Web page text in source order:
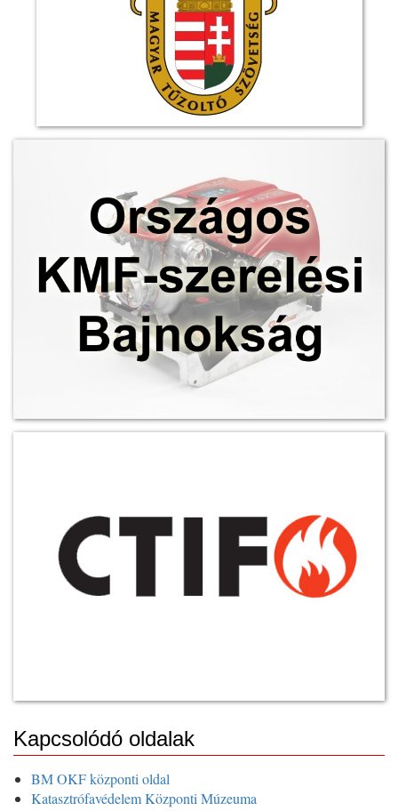
Kapcsolódó oldalak
BM OKF központi oldal
Katasztrófavédelem Központi Múzeuma